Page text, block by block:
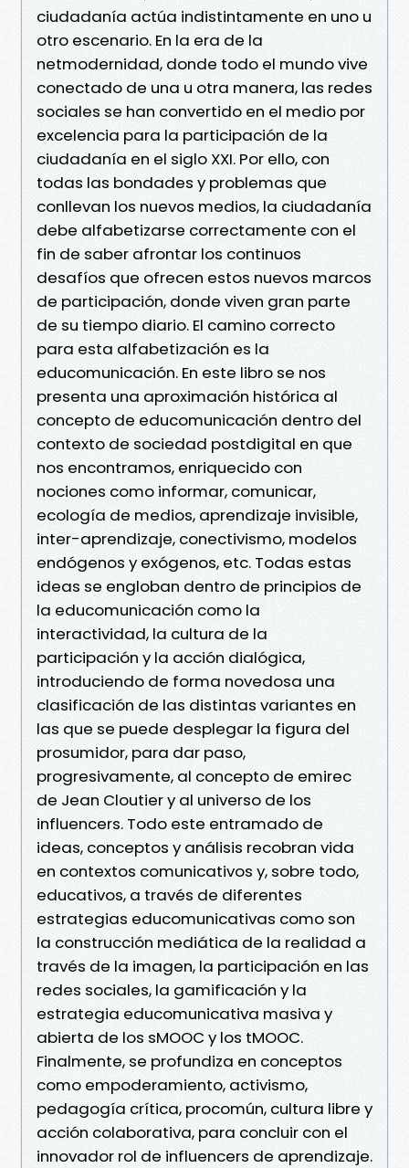
ciudadanía actúa indistintamente en uno u
otro escenario. En la era de la
netmodernidad, donde todo el mundo vive
conectado de una u otra manera, las redes
sociales se han convertido en el medio por
excelencia para la participación de la
ciudadanía en el siglo XXI. Por ello, con
todas las bondades y problemas que
conllevan los nuevos medios, la ciudadanía
debe alfabetizarse correctamente con el
fin de saber afrontar los continuos
desafíos que ofrecen estos nuevos marcos
de participación, donde viven gran parte
de su tiempo diario. El camino correcto
para esta alfabetización es la
educomunicación. En este libro se nos
presenta una aproximación histórica al
concepto de educomunicación dentro del
contexto de sociedad postdigital en que
nos encontramos, enriquecido con
nociones como informar, comunicar,
ecología de medios, aprendizaje invisible,
inter-aprendizaje, conectivismo, modelos
endógenos y exógenos, etc. Todas estas
ideas se engloban dentro de principios de
la educomunicación como la
interactividad, la cultura de la
participación y la acción dialógica,
introduciendo de forma novedosa una
clasificación de las distintas variantes en
las que se puede desplegar la figura del
prosumidor, para dar paso,
progresivamente, al concepto de emirec
de Jean Cloutier y al universo de los
influencers. Todo este entramado de
ideas, conceptos y análisis recobran vida
en contextos comunicativos y, sobre todo,
educativos, a través de diferentes
estrategias educomunicativas como son
la construcción mediática de la realidad a
través de la imagen, la participación en las
redes sociales, la gamificación y la
estrategia educomunicativa masiva y
abierta de los sMOOC y los tMOOC.
Finalmente, se profundiza en conceptos
como empoderamiento, activismo,
pedagogía crítica, procomún, cultura libre y
acción colaborativa, para concluir con el
innovador rol de influencers de aprendizaje.